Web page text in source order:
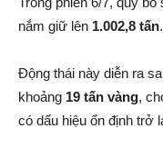
nắm giữ lên 1.002,8 tấn.
Động thái này diễn ra
khoảng 19 tấn vàng,
có dấu hiệu ổn định trở